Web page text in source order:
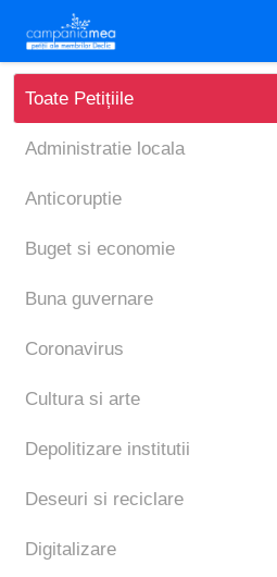
main
content
Toate Petițiile
Administratie locala
Anticoruptie
Buget si economie
Buna guvernare
Coronavirus
Cultura si arte
Depolitizare institutii
Deseuri si reciclare
Digitalizare